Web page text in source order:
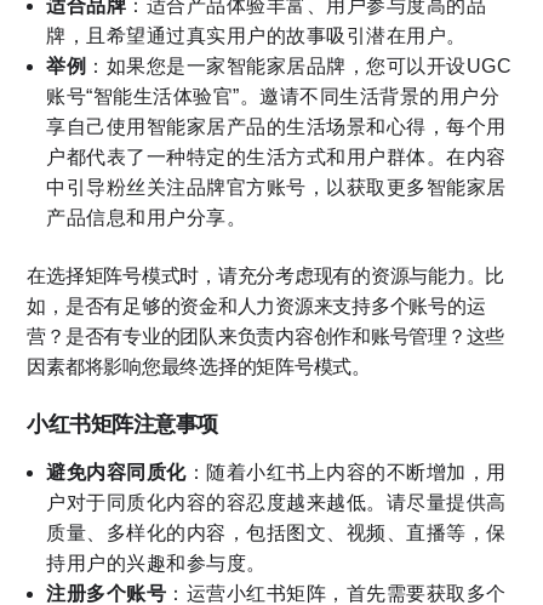
适合品牌 ：适合产品体验丰富、用户参与度高的品
牌，且希望通过真实用户的故事吸引潜在用户。
举例 ：如果您是一家智能家居品牌，您可以开设UGC
账号“智能生活体验官”。邀请不同生活背景的用户分
享自己使用智能家居产品的生活场景和心得，每个用
户都代表了一种特定的生活方式和用户群体。在内容
中引导粉丝关注品牌官方账号，以获取更多智能家居
产品信息和用户分享。
在选择矩阵号模式时，请充分考虑现有的资源与能力。比
如，是否有足够的资金和人力资源来支持多个账号的运
营？是否有专业的团队来负责内容创作和账号管理？这些
因素都将影响您最终选择的矩阵号模式。
小红书矩阵注意事项
避免内容同质化：随着小红书上内容的不断增加，用
户对于同质化内容的容忍度越来越低。请尽量提供高
质量、多样化的内容，包括图文、视频、直播等，保
持用户的兴趣和参与度。
注册多个账号 ：运营小红书矩阵，首先需要获取多个